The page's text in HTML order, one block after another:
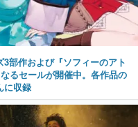
部作および『ソフィーのアト
るセールが開催中。各作品の
に収録